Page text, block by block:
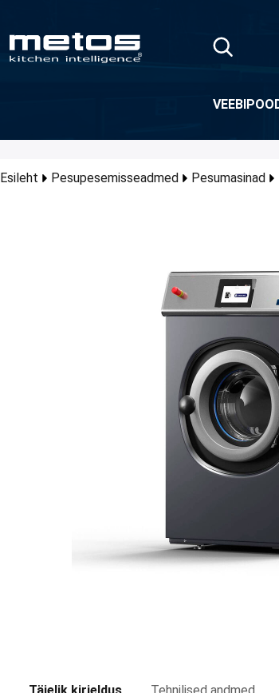
Esileht Pesupesemisseadmed Pesumasinad